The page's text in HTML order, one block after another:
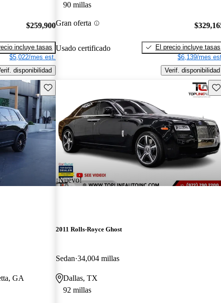
$259,900
incluye tasas
$5,022/mes est.
disponibilidad
90 millas
Gran oferta
Usado certificado
El precio incluye tasas
$6,139/mes
Verif. disponibilidad
Guarda este Aviso
GA
¡Nuevo!
2011 Rolls-Royce Ghost
Sedan 34,004 millas
Dallas, TX
92 millas